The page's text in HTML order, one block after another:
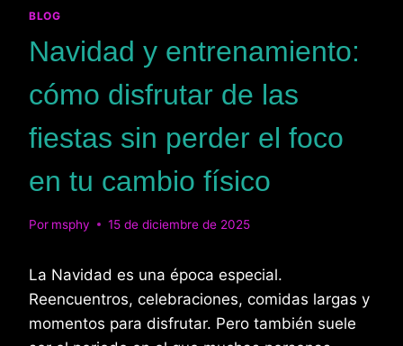
BLOG
Navidad y entrenamiento:
cómo disfrutar de las
fiestas sin perder el foco
en tu cambio físico
Por msphy 15 de diciembre de 2025
La Navidad es una época especial.
Reencuentros, celebraciones, comidas largas y
momentos para disfrutar. Pero también suele